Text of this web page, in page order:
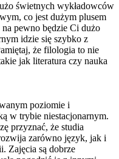
świetnych wykładowców
co jest dużym plusem
pewno będzie Ci dużo
idzie się szybko z
że filologia to nie
jak literatura czy nauka
poziomie i
w trybie niestacjonarnym.
przyznać, że studia
zarówno język, jak i
Zajęcia są dobrze